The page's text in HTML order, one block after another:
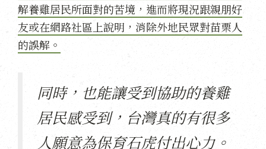
解養雞居民所面對的苦境，進而將現況跟親朋好
友或在網路社區上說明，消除外地民眾對苗栗人
的誤解。
同時，也能讓受到協助的養雞
居民感受到，台灣真的有很多
人願意為保育石虎付出心力。